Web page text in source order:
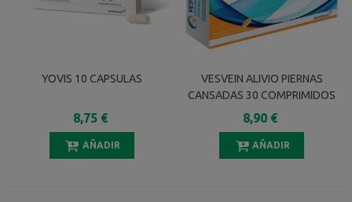
YOVIS 10 CAPSULAS
8,75 €
AÑADIR
VESVEIN ALIVIO PIERNAS
CANSADAS 30 COMPRIMIDOS
DOBLE CAPA
8,90 €
AÑADIR